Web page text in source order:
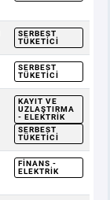
SERBEST
TÜKETICI
SERBEST
TÜKETICI
KAYIT VE
UZLAŞTIRMA
- ELEKTRIK
SERBEST
TÜKETICI
FINANS -
ELEKTRIK